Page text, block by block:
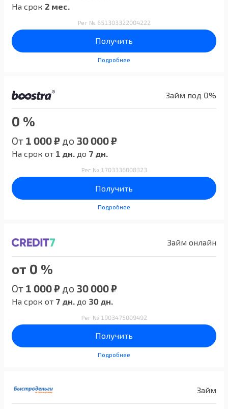
На срок 2 мес.
Рег № 651303322004222
Получить
Подробнее
Займ под 0%
0 %
От 1 000 ₽ до 30 000 ₽
На срок от 1 дн. до 7 дн.
Рег № 1703336008323
Получить
Подробнее
Займ онлайн
от 0 %
От 1 000 ₽ до 30 000 ₽
На срок от 7 дн. до 30 дн.
Рег № 1903475009492
Получить
Подробнее
Займ